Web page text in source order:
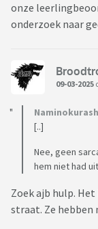
onze
onderzoek naar
09-03-2025
[..]
Nee, geen
hem niet had
Zoek ajb hulp.
straat. Ze hebben